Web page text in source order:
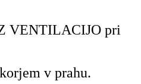
VENTILACIJO pri
v prahu.